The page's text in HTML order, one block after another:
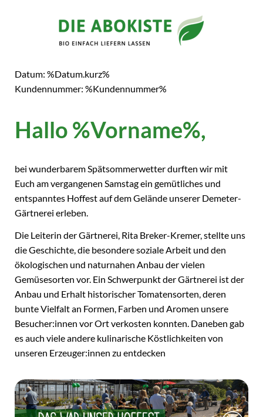
Datum: %Datum.kurz%
Kundennummer: %Kundennummer%
Hallo %Vorname%,
bei wunderbarem Spätsommerwetter durften wir mit
Euch am vergangenen Samstag ein gemütliches und
entspanntes Hoffest auf dem Gelände unserer Demeter-
Gärtnerei erleben.
Die Leiterin der Gärtnerei, Rita Breker-Kremer, stellte uns
die Geschichte, die besondere soziale Arbeit und den
ökologischen und naturnahen Anbau der vielen
Gemüsesorten vor. Ein Schwerpunkt der Gärtnerei ist der
Anbau und Erhalt historischer Tomatensorten, deren
bunte Vielfalt an Formen, Farben und Aromen unsere
Besucher:innen vor Ort verkosten konnten. Daneben gab
es auch viele andere kulinarische Köstlichkeiten von
unseren Erzeuger:innen zu entdecken